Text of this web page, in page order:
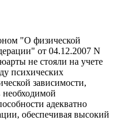
"О физической
от 04.12.2007 N
не стояли на учете
психических
зависимости,
необходимой
адекватно
обеспечивая высокий